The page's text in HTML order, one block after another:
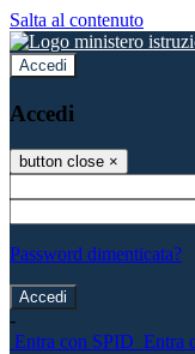
Salta al contenuto
Accedi
Accedi
button close ×
Password dimenticata?
-
Entra con SPID Entra